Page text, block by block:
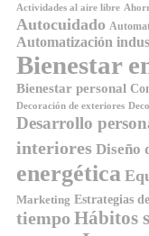
Actividades al aire libre
Autocuidado
Automatización
Bienestar
Bienestar personal
Decoración de exteriores
Desarrollo
interiores Diseño
energética
Marketing Estrategias
tiempo Hábitos